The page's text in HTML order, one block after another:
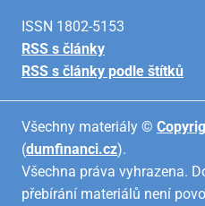
ISSN 1802-5153
RSS s články
RSS s články podle štítků
Všechny materiály ©
(dumfinanci.cz).
Všechna práva vyhrazena.
přebírání materiálů není